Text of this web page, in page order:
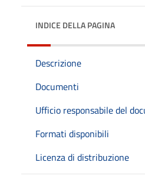
INDICE DELLA PAGINA
Descrizione
Documenti
Ufficio responsabile del
Formati disponibili
Licenza di distribuzione